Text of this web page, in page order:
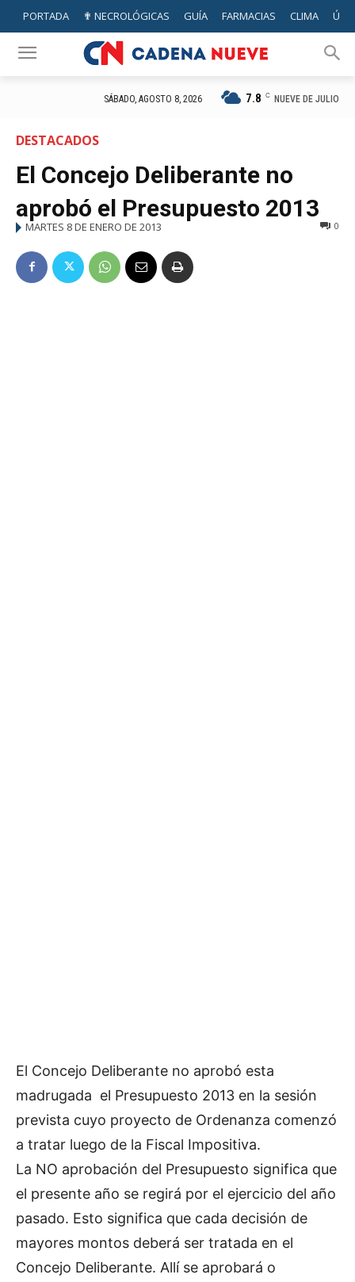
PORTADA ✟ NECROLÓGICAS GUÍA FARMACIAS CLIMA
SÁBADO, AGOSTO 8, 2026 7.8 C NUEVE DE JULIO
DESTACADOS
El Concejo Deliberante no
aprobó el Presupuesto 2013
MARTES 8 DE ENERO DE 2013 0
El Concejo Deliberante no aprobó esta
madrugada el Presupuesto 2013 en la sesión
prevista cuyo proyecto de Ordenanza comenzó
a tratar luego de la Fiscal Impositiva.
La NO aprobación del Presupuesto significa que
el presente año se regirá por el ejercicio del año
pasado. Esto significa que cada decisión de
mayores montos deberá ser tratada en el
Concejo Deliberante. Allí se aprobará o